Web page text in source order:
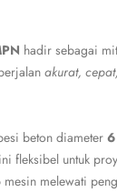
hadir sebagai
akurat,
beton diameter
fleksibel untuk
melewati